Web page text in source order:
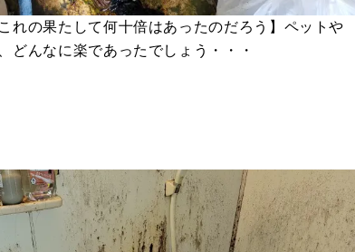
れの果たして何十倍はあったのだろう】ペットや
どんなに楽であったでしょう・・・